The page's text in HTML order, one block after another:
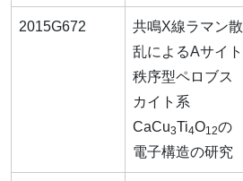
2015G672
共鳴X線ラマン散
乱によるAサイト
秩序型ペロブス
カイト系
CaCu3Ti4O12の
電子構造の研究